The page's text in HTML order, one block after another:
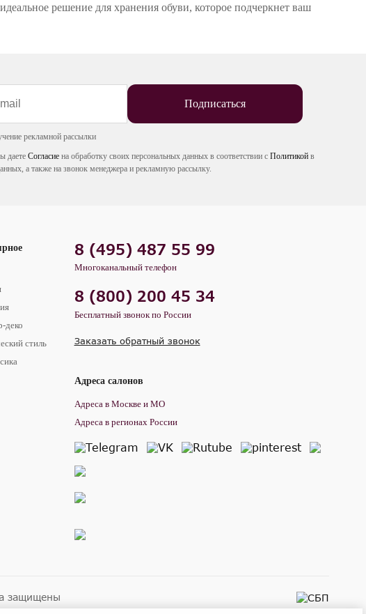
решение для хранения обуви, которое подчеркнет ваш
Подписаться
рекламной рассылки
даете Согласиена обработку своих персональных данных в соответствии с Политикойв
а также на звонок менеджера и рекламную рассылку.
деко
стиль
8 (495) 487 55 99
Многоканальный телефон
8 (800) 200 45 34
Бесплатный звонок по России
Заказать обратный звонок
Адреса салонов
Адреса в Москве и МО
Адреса в регионах России
защищены